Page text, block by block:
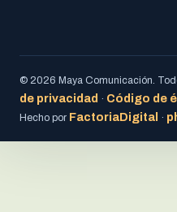
© 2026 Maya Comunicación.
de privacidad · Código de
Hecho por FactoriaDigital ·